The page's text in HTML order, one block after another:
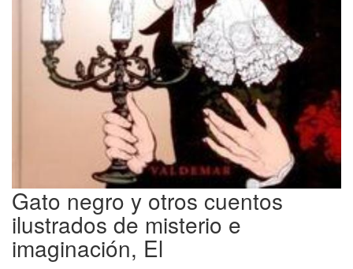
Gato negro y otros cuentos
ilustrados de misterio e
imaginación, El